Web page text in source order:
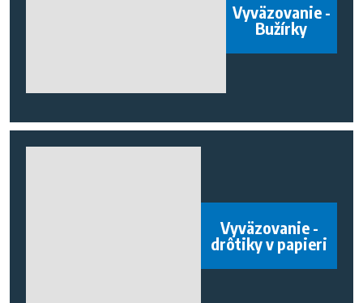
Vyväzovanie -
Bužírky
Vyväzovanie -
drôtiky v papieri